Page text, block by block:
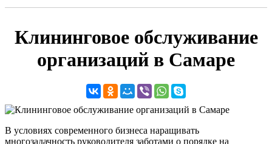
Клининговое обслуживание
организаций в Самаре
В условиях современного бизнеса наращивать
многозадачность руководителя заботами о порядке на